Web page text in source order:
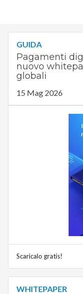
GUIDA
Pagamenti
nuovo
globali
15 Mag 2026
Scaricalo gratis!
WHITEPAPER